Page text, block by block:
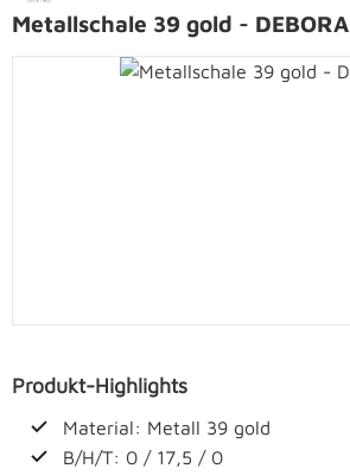
Bildergalerie überspringen
Metallschale 39 gold - DEBORA
Produkt-Highlights
Material: Metall 39 gold
B/H/T: 0 / 17,5 / 0